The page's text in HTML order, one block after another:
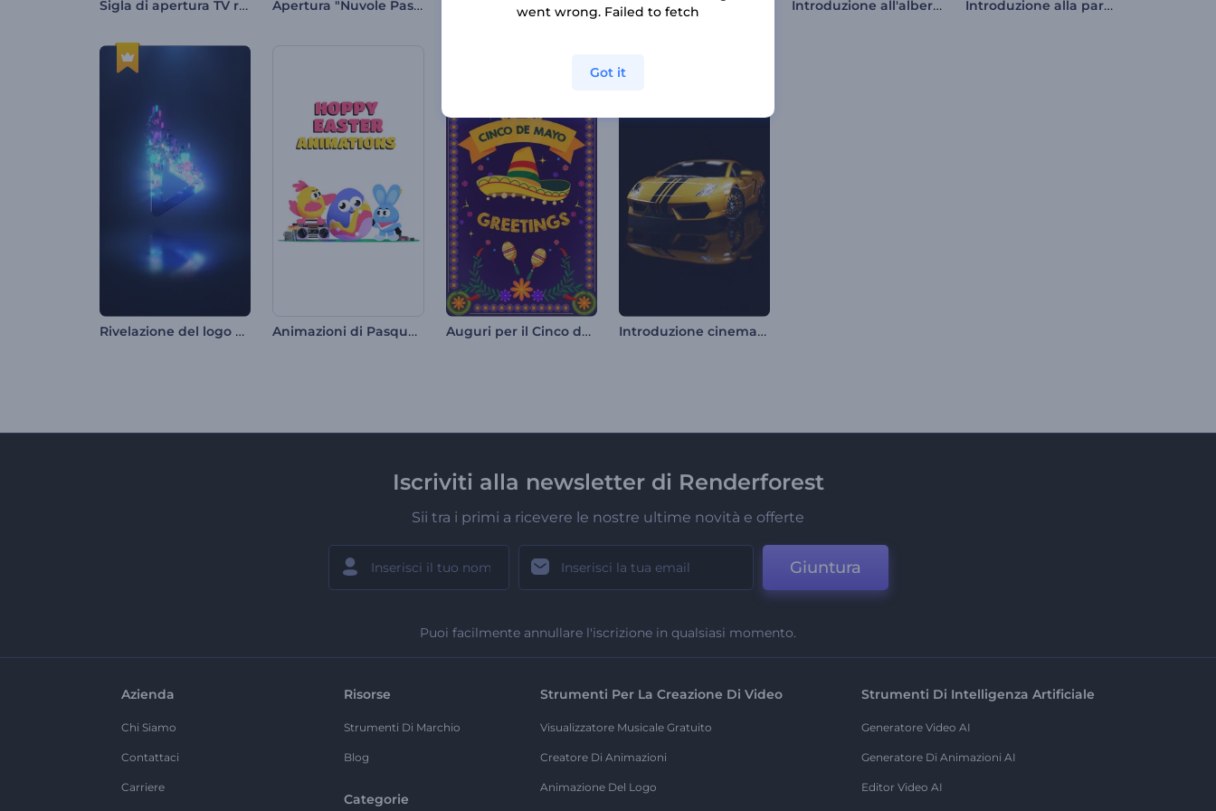
Sigla di apertura TV retrò Apertura "Nuvole Pastello" Introduzione all'albero di Natale scintillante Introduzione alla partita di calcio
Rivelazione del logo con dispersione vivida Animazioni di Pasqua felici Auguri per il Cinco de Mayo Introduzione cinematografica alla presentazione dell'auto
Iscriviti alla newsletter di Renderforest
Sii tra i primi a ricevere le nostre ultime novità e offerte
Giuntura
Puoi facilmente annullare l'iscrizione in qualsiasi momento.
Azienda
Chi Siamo
Contattaci
Carriere
Risorse
Strumenti Di Marchio
Blog
Categorie
Strumenti Per La Creazione Di Video
Visualizzatore Musicale Gratuito
Creatore Di Animazioni
Animazione Del Logo
Strumenti Di Intelligenza Artificiale
Generatore Video AI
Generatore Di Animazioni AI
Editor Video AI
went wrong. Failed to fetch
Got it